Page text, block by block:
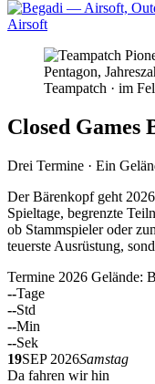
Teampatch · im
Closed Games
Drei Termine · Ein
Der Bärenkopf geht
Spieltage, begrenzte
ob Stammspieler oder
teuerste Ausrüstung,
Termine 2026 Gelände:
--Tage
--Std
--Min
--Sek
19SEP 2026Samstag
Da fahren wir hin